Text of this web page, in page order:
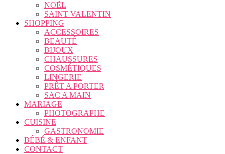
NOËL
SAINT VALENTIN
SHOPPING
ACCESSOIRES
BEAUTÉ
BIJOUX
CHAUSSURES
COSMÉTIQUES
LINGERIE
PRÊT A PORTER
SAC A MAIN
MARIAGE
PHOTOGRAPHE
CUISINE
GASTRONOMIE
BÉBÉ & ENFANT
CONTACT